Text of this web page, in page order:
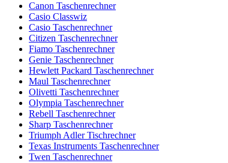
Canon Taschenrechner
Casio Classwiz
Casio Taschenrechner
Citizen Taschenrechner
Fiamo Taschenrechner
Genie Taschenrechner
Hewlett Packard Taschenrechner
Maul Taschenrechner
Olivetti Taschenrechner
Olympia Taschenrechner
Rebell Taschenrechner
Sharp Taschenrechner
Triumph Adler Tischrechner
Texas Instruments Taschenrechner
Twen Taschenrechner